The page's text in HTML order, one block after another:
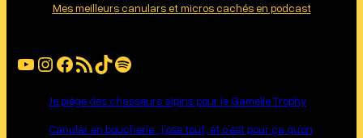
Mes meilleurs canulars et micros cachés en podcast
YouTube Instagram Facebook Flux RSS TikTok Spotify
Je piège des chasseurs alpins pour le Gamelle Trophy
Canular en boucherie : j’ose tout, et c’est pour ça qu’on